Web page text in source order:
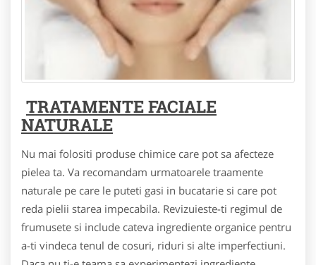
TRATAMENTE FACIALE
NATURALE
Nu mai folositi produse chimice care pot sa afecteze
pielea ta. Va recomandam urmatoarele traamente
naturale pe care le puteti gasi in bucatarie si care pot
reda pielii starea impecabila. Revizuieste-ti regimul de
frumusete si include cateva ingrediente organice pentru
a-ti vindeca tenul de cosuri, riduri si alte imperfectiuni.